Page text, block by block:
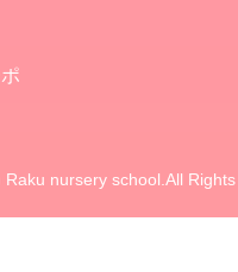
nursery school.All Rights